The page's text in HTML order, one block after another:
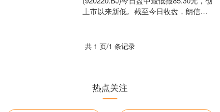
上市以来新低。截至今日收盘，朗信电
共 1 页/1 条记录
热点关注